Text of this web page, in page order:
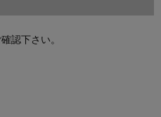
認下さい。